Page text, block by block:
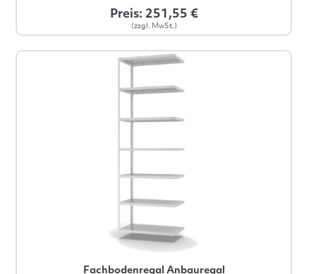
Preis: 251,55 €
(zzgl. MwSt.)
Fachbodenregal Anbauregal